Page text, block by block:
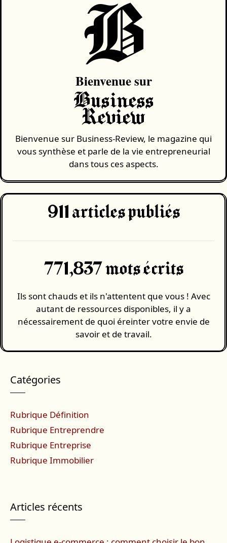
B
Bienvenue sur
Business
Review
Bienvenue sur Business-Review, le magazine qui
vous synthèse et parle de la vie entrepreneurial
dans tous ces aspects.
911 articles publiés
771,837 mots écrits
Ils sont chauds et ils n'attentent que vous ! Avec
autant de ressources disponibles, il y a
nécessairement de quoi éreinter votre envie de
savoir et de travail.
Catégories
Rubrique Définition
Rubrique Entreprendre
Rubrique Entreprise
Rubrique Immobilier
Articles récents